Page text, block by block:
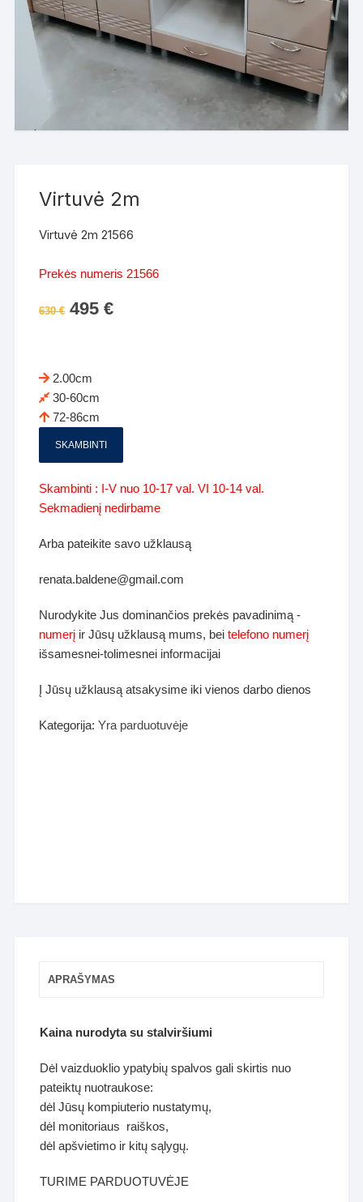
Virtuvė 2m
Virtuvė 2m 21566
Prekės numeris 21566
630€ Original
price
495€Current
price
2.00cm
30-60cm
72-86cm
SKAMBINTI
Skambinti : I-V nuo 10-17 val. VI 10-14 val.
Sekmadienį nedirbame
Arba pateikite savo užklausą
renata.baldene@gmail.com
Nurodykite Jus dominančios prekės pavadinimą -
numerį ir Jūsų užklausą mums, beitelefono numerį
išsamesnei-tolimesnei informacijai
Į Jūsų užklausą atsakysime iki vienos darbo dienos
Kategorija:Yra parduotuvėje
APRAŠYMAS
Kaina nurodyta su stalviršiumi
Dėl vaizduoklio ypatybių spalvos gali skirtis nuo
pateiktų nuotraukose:
dėl Jūsų kompiuterio nustatymų,
dėl monitoriaus raiškos,
dėl apšvietimo ir kitų sąlygų.
TURIME PARDUOTUVĖJE